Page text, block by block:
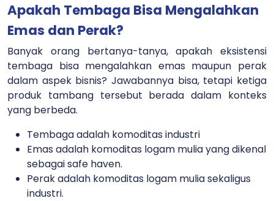
Apakah Tembaga Bisa Mengalahkan
Emas dan Perak?
Banyak orang bertanya-tanya, apakah eksistensi
tembaga bisa mengalahkan emas maupun perak
dalam aspek bisnis? Jawabannya bisa, tetapi ketiga
produk tambang tersebut berada dalam konteks
yang berbeda.
Tembaga adalah komoditas industri
Emas adalah komoditas logam mulia yang dikenal
sebagai safe haven.
Perak adalah komoditas logam mulia sekaligus
industri.